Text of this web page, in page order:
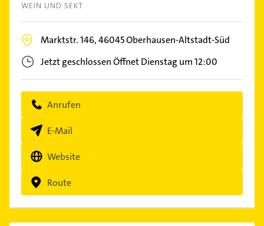
WEIN UND SEKT
Marktstr. 146,46045Oberhausen-Altstadt-Süd
Jetzt geschlossenÖffnet Dienstag um 12:00
Anrufen
E-Mail
Website
Route